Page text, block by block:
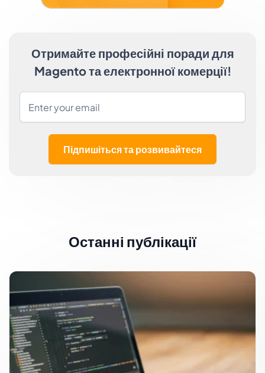
Отримайте професійні поради для
Magento та електронної комерції!
Підпишіться та розвивайтеся
Останні публікації